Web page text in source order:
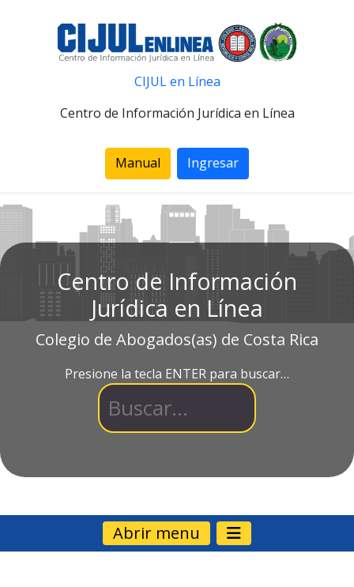
CIJUL en Línea
Centro de Información Jurídica en Línea
Manual Ingresar
Centro de Información
Jurídica en Línea
Colegio de Abogados(as) de Costa Rica
Presione la tecla ENTER para buscar…
Abrir menu